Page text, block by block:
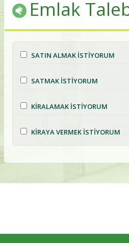
Emlak
SATIN ALMAK İSTİYORUM
SATMAK İSTİYORUM
KİRALAMAK İSTİYORUM
KİRAYA VERMEK İSTİYORUM